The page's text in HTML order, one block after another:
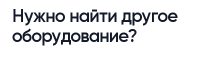
Нужно найти другое
оборудование?